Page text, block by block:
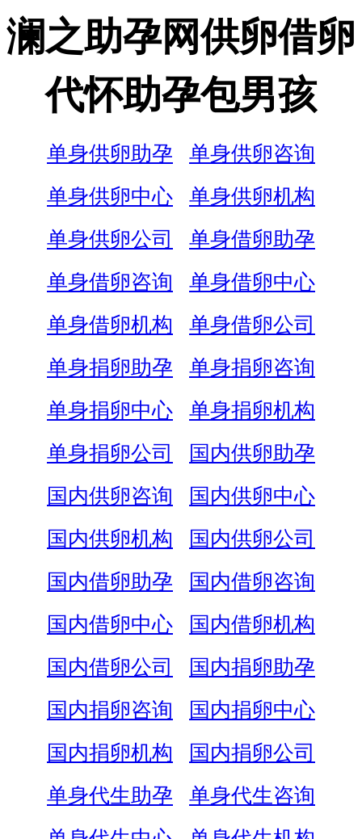
澜之助孕网供卵借卵
代怀助孕包男孩
单身供卵助孕
单身供卵咨询
单身供卵中心
单身供卵机构
单身供卵公司
单身借卵助孕
单身借卵咨询
单身借卵中心
单身借卵机构
单身借卵公司
单身捐卵助孕
单身捐卵咨询
单身捐卵中心
单身捐卵机构
单身捐卵公司
国内供卵助孕
国内供卵咨询
国内供卵中心
国内供卵机构
国内供卵公司
国内借卵助孕
国内借卵咨询
国内借卵中心
国内借卵机构
国内借卵公司
国内捐卵助孕
国内捐卵咨询
国内捐卵中心
国内捐卵机构
国内捐卵公司
单身代生助孕
单身代生咨询